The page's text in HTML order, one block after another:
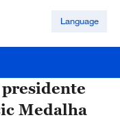
Language
Medalha